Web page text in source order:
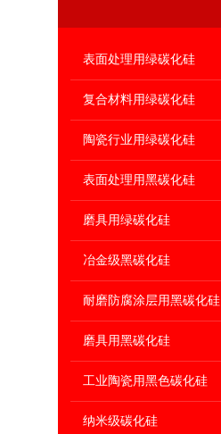
表面处理用绿碳化硅
复合材料用绿碳化硅
陶瓷行业用绿碳化硅
表面处理用黑碳化硅
磨具用绿碳化硅
冶金级黑碳化硅
耐磨防腐涂层用黑碳化硅
磨具用黑碳化硅
工业陶瓷用黑色碳化硅
纳米级碳化硅